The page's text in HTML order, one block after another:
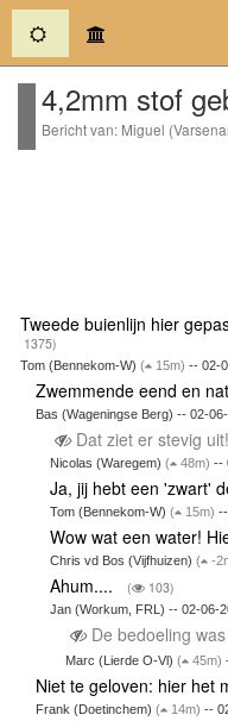
(current)
4,2mm stof
Bericht van: Miguel
Tweede buienlijn hier
1375)
Tom (Bennekom-W) ( 15m) -- 02-
Zwemmende eend en
Bas (Wageningse Berg) -- 02-06-
Dat ziet er stevig uit!
Nicolas (Waregem)( 48m) --
Ja, jij hebt een 'zwart'
Tom (Bennekom-W)( 15m)
Wow wat een water!
Chris vd Bos (Vijfhuizen)( -
Ahum.... ( 103)
Jan (Workum, FRL) -- 02-06-
De bedoeling
Marc (Lierde O-Vl) ( 45m)
Niet te geloven: hier het
Frank (Doetinchem) ( 14m) --